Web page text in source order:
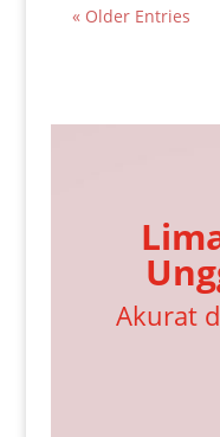
« Older Entries
Akurat